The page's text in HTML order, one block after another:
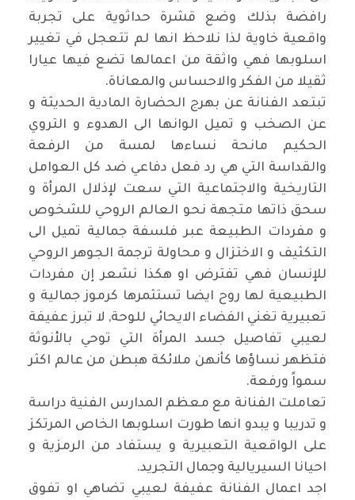
رافضة بذلك وضع قشرة حداثوية على تجربة
واقعية خاوية لذا نلاحظ انها لم تتعجل في تغيير
اسلوبها فهي واثقة من اعمالها تضع فيها عيارا
ثقيلا من الفكر والاحساس والمعاناة.
تبتعد الفنانة عن بهرج الحضارة المادية الحديثة و
عن الصخب و تميل الوانها الى الهدوء و التروي
الحكيم مانحة نساءها لمسة من الرفعة
والقداسة التي هي رد فعل دفاعي ضد كل العوامل
التاريخية والاجتماعية التي سعت لإذلال المرأة و
سحق ذاتها متجهة نحو العالم الروحي للشخوص
و مفردات الطبيعة عبر فلسفة جمالية تميل الى
التكثيف و الاختزال و محاولة ترجمة الجوهر الروحي
للإنسان فهي تفترض او هكذا نشعر إن مفردات
الطبيعية لها روح ايضا تستثمرها كرموز جمالية و
تعبيرية تغني الفضاء الايحائي للوحة, لا تبرز عفيفة
لعيبي تفاصيل جسد المرأة التي توحي بالأنوثة
فتظهر نساؤها كأنهن ملائكة هبطن من عالم اكثر
سمواً ورفعة.
تعاملت الفنانة مع معظم المدارس الفنية دراسة
و تدريبا و يبدو انها طورت اسلوبها الخاص المرتكز
على الواقعية التعبيرية و يستفاد من الرمزية و
احيانا السيريالية وجمال التجريد.
اجد اعمال الفنانة عفيفة لعيبي تضاهي او تفوق